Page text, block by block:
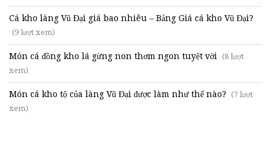
Cá kho làng Vũ Đại giá bao nhiêu – Bảng Giá cá kho Vũ Đại?
(9 lượt xem)
Món cá đồng kho lá gừng non thơm ngon tuyệt vời (8 lượt
xem)
Món cá kho tộ của làng Vũ Đại được làm như thế nào? (7 lượt
xem)